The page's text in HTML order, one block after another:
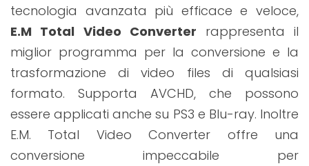
tecnologia avanzata più efficace e veloce,
E.M Total Video Converter rappresenta il
miglior programma per la conversione e la
trasformazione di video files di qualsiasi
formato. Supporta AVCHD, che possono
essere applicati anche su PS3 e Blu-ray. Inoltre
E.M. Total Video Converter offre una
conversione impeccabile per